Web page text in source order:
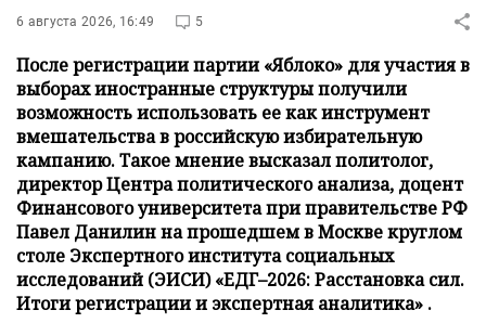
6 августа 2026, 16:49 5
После регистрации партии «Яблоко» для участия в
выборах иностранные структуры получили
возможность использовать ее как инструмент
вмешательства в российскую избирательную
кампанию. Такое мнение высказал политолог,
директор Центра политического анализа, доцент
Финансового университета при правительстве РФ
Павел Данилин на прошедшем в Москве круглом
столе Экспертного института социальных
исследований (ЭИСИ) «ЕДГ–2026: Расстановка сил.
Итоги регистрации и экспертная аналитика» .